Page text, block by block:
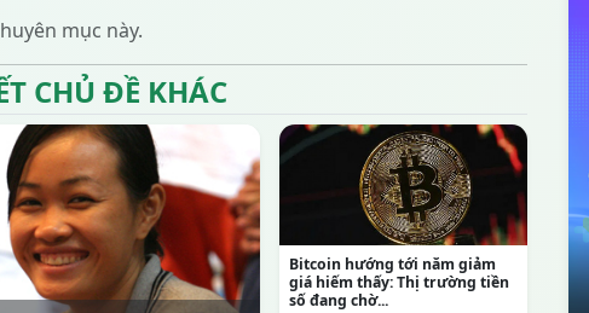
mục này.
CHỦ ĐỀ KHÁC
Bitcoin hướng tới năm giảm
giá hiếm thấy: Thị trường tiền
số đang chờ...